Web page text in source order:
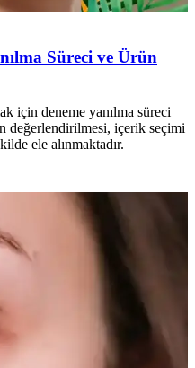
Süreci ve Ürün
için deneme yanılma süreci
değerlendirilmesi, içerik seçimi
ele alınmaktadır.